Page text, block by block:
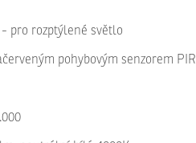
pro rozptýlené světlo
pohybovým senzorem PIR